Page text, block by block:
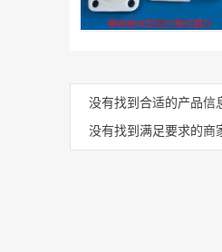
没有找到合适的产品信
没有找到满足要求的商